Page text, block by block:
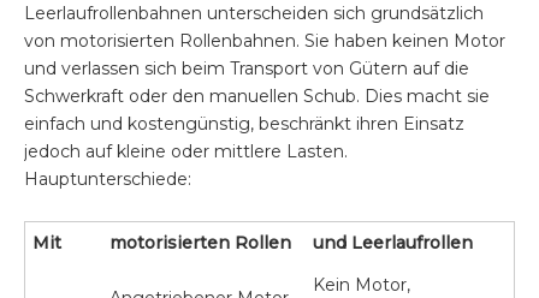
Leerlaufrollenbahnen unterscheiden sich grundsätzlich
von motorisierten Rollenbahnen. Sie haben keinen Motor
und verlassen sich beim Transport von Gütern auf die
Schwerkraft oder den manuellen Schub. Dies macht sie
einfach und kostengünstig, beschränkt ihren Einsatz
jedoch auf kleine oder mittlere Lasten.
Hauptunterschiede:
Mit motorisierten Rollen und Leerlaufrollen
Kein Motor,